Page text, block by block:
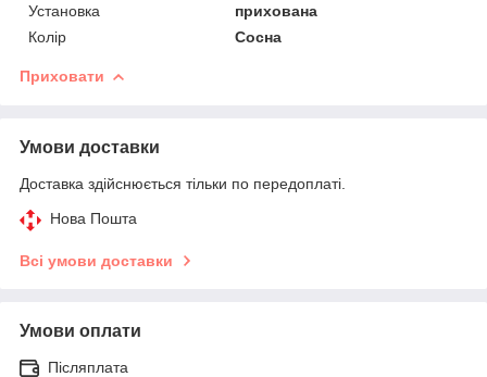
Установка
прихована
Колір
Сосна
Приховати
Умови доставки
Доставка здійснюється тільки по передоплаті.
Нова Пошта
Всі умови доставки
Умови оплати
Післяплата